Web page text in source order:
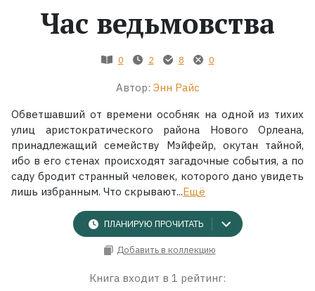
Серии
Экранизации
Коллекции
Час ведьмовства
0 2 8 0
Автор: Энн Райс
Обветшавший от времени особняк на одной из тихих
улиц аристократического района Нового Орлеана,
принадлежащий семейству Мэйфейр, окутан тайной,
ибо в его стенах происходят загадочные события, а по
саду бродит странный человек, которого дано увидеть
лишь избранным. Что скрывают...Ещё
ПЛАНИРУЮ ПРОЧИТАТЬ
Добавить в коллекцию
Книга входит в 1 рейтинг: